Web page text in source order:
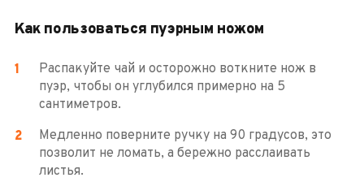
Как пользоваться пуэрным ножом
Распакуйте чай и осторожно воткните нож в
пуэр, чтобы он углубился примерно на 5
сантиметров.
Медленно поверните ручку на 90 градусов, это
позволит не ломать, а бережно расслаивать
листья.